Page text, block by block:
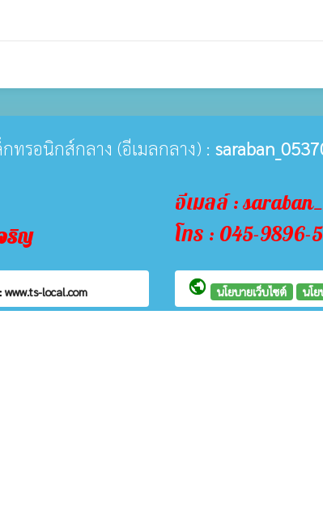
ทรอนิกส์กลาง (อีเมลกลาง) :
ริญ
อีเมลล์ :
โทร : 045-9896-
www.ts-local.com public นโยบายเว็บไซต์ นโ